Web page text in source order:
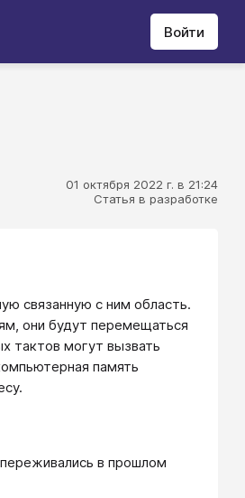
Войти
01 октября 2022 г. в 21:24
Статья в разработке
связанную с ним область.
они будут перемещаться
тактов могут вызвать
память
в прошлом